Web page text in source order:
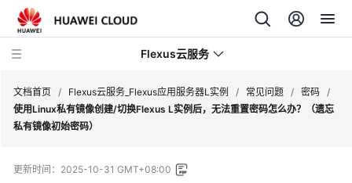
Flexus云服务
文档首页 / Flexus云服务_Flexus应用服务器L实例 / 常见问题 / 密码 /
使用Linux私有镜像创建/切换Flexus L实例后，无法重置密码怎么办？（遗忘
私有镜像初始密码）
更新时间： 2025-10-31 GMT+08:00